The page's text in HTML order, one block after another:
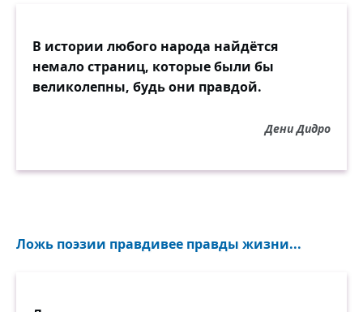
В истории любого народа найдётся
немало страниц, которые были бы
великолепны, будь они правдой.
Дени Дидро
Ложь поэзии правдивее правды жизни...